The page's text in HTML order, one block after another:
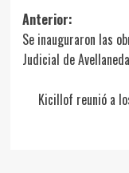
Navegación
de
entradas
Anterior:
Se inauguraron las
Judicial de
Kicillof reunió a